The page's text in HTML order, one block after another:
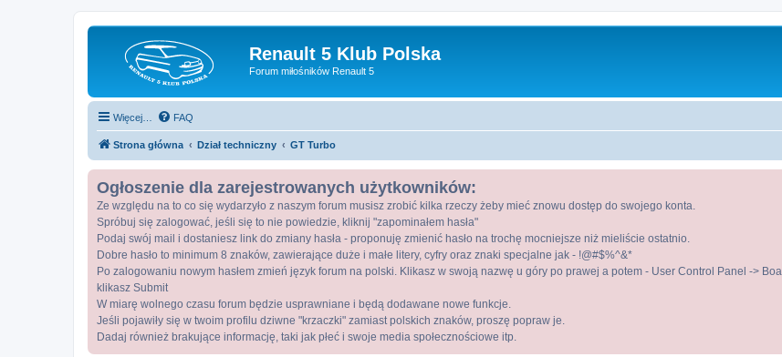
Renault 5 Klub Polska
Forum miłośników Renault 5
Więcej… FAQ
Strona główna Dział techniczny GT Turbo
Ogłoszenie dla zarejestrowanych użytkowników:
Ze względu na to co się wydarzyło z naszym forum musisz zrobić kilka rzeczy żeby mieć znowu dostęp do swojego konta.
Spróbuj się zalogować, jeśli się to nie powiedzie, kliknij "zapominałem hasła"
Podaj swój mail i dostaniesz link do zmiany hasła - proponuję zmienić hasło na trochę mocniejsze niż mieliście ostatnio.
Dobre hasło to minimum 8 znaków, zawierające duże i małe litery, cyfry oraz znaki specjalne jak - !@#$%^&*
Po zalogowaniu nowym hasłem zmień język forum na polski. Klikasz w swoją nazwę u góry po prawej a potem - User Control Panel ->
klikasz Submit
W miarę wolnego czasu forum będzie usprawniane i będą dodawane nowe funkcje.
Jeśli pojawiły się w twoim profilu dziwne "krzaczki" zamiast polskich znaków, proszę popraw je.
Dadaj również brakujące informację, taki jak płeć i swoje media społecznościowe itp.